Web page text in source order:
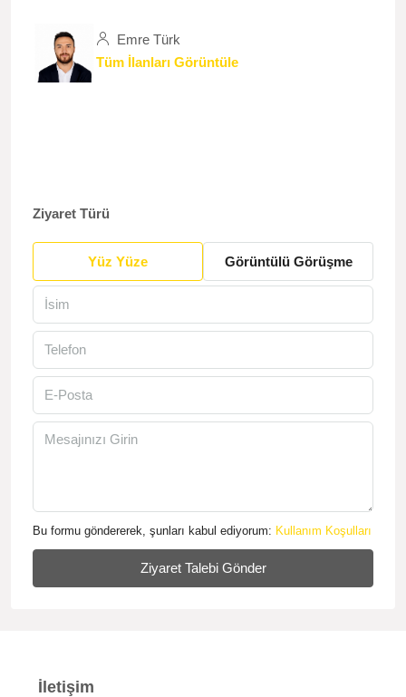
Emre Türk
Tüm İlanları Görüntüle
Ziyaret Türü
Yüz Yüze Görüntülü Görüşme
Bu formu göndererek, şunları kabul ediyorum: Kullanım Koşulları
Ziyaret Talebi Gönder
İletişim